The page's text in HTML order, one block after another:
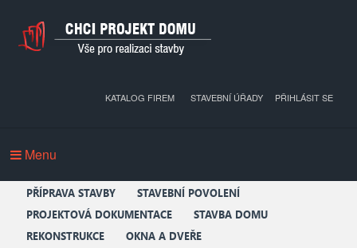
PŘIHLÁSIT SE
KATALOG FIREM STAVEBNÍ ÚŘADY
Menu
PŘÍPRAVA STAVBY
STAVEBNÍ POVOLENÍ
PROJEKTOVÁ DOKUMENTACE
STAVBA DOMU
REKONSTRUKCE
OKNA A DVEŘE